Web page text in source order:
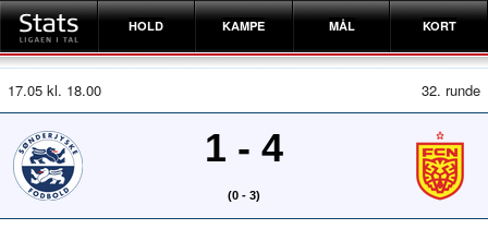
HOLD KAMPE MÅL KORT
17.05 kl. 18.00 32. runde
1 - 4
(0 - 3)